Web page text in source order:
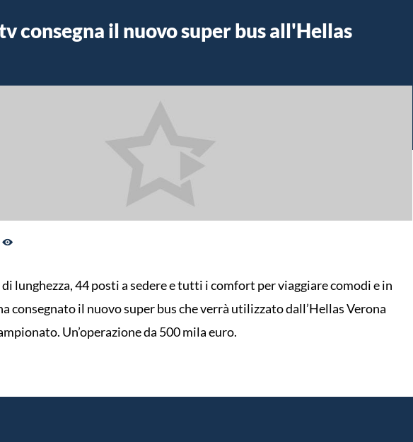
consegna il nuovo super bus all'Hellas
lunghezza, 44 posti a sedere e tutti i comfort per viaggiare comodi e in
consegnato il nuovo super bus che verrà utilizzato dall’Hellas Verona
Un’operazione da 500 mila euro.